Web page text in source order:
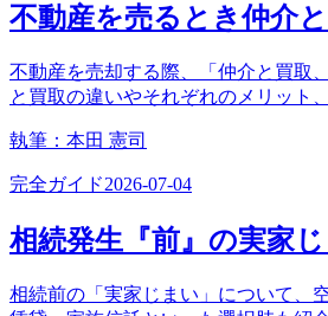
不動産を売るとき仲介
不動産を売却する際、「仲介と買取
と買取の違いやそれぞれのメリット
執筆： 本田 憲司
完全ガイド2026-07-04
相続発生『前』の実家
相続前の「実家じまい」について、